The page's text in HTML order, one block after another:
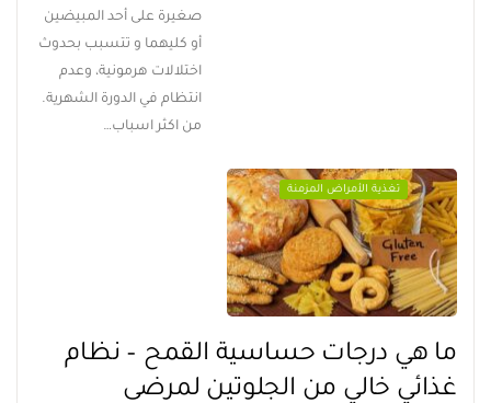
صغيرة على أحد المبيضين
أو كليهما و تتسبب بحدوث
اختلالات هرمونية، وعدم
انتظام في الدورة الشهرية.
من اكثر اسباب…
تغذية الأمراض المزمنة
ما هي درجات حساسية القمح – نظام
غذائي خالي من الجلوتين لمرضى